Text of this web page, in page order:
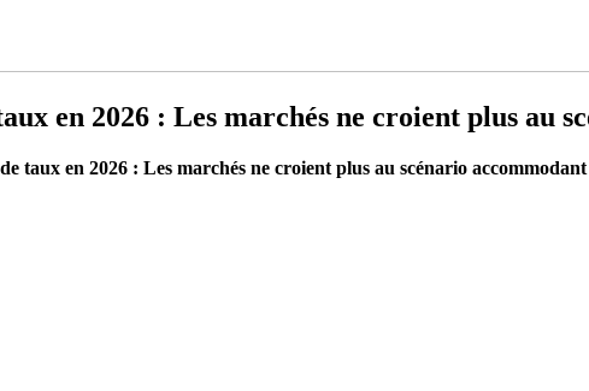
en 2026 : Les marchés ne croient plus au
taux en 2026 : Les marchés ne croient plus au scénario accommodant